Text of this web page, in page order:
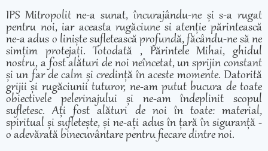
IPS Mitropolit ne-a sunat, încurajându-ne și s-a rugat
pentru noi, iar aceasta rugăciune si atenție părintească
ne-a adus o liniște sufletească profundă, făcându-ne să ne
simțim protejați. Totodată , Părintele Mihai, ghidul
nostru, a fost alături de noi neîncetat, un sprijin constant
și un far de calm și credință în aceste momente. Datorită
grijii și rugăciunii tuturor, ne-am putut bucura de toate
obiectivele pelerinajului și ne-am îndeplinit scopul
sufletesc. Ați fost alături de noi în toate: material,
spiritual și sufletește, și ne-ați adus în țară în siguranță -
o adevărată binecuvântare pentru fiecare dintre noi.